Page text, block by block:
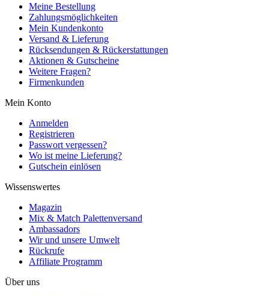
Meine Bestellung
Zahlungsmöglichkeiten
Mein Kundenkonto
Versand & Lieferung
Rücksendungen & Rückerstattungen
Aktionen & Gutscheine
Weitere Fragen?
Firmenkunden
Mein Konto
Anmelden
Registrieren
Passwort vergessen?
Wo ist meine Lieferung?
Gutschein einlösen
Wissenswertes
Magazin
Mix & Match Palettenversand
Ambassadors
Wir und unsere Umwelt
Rückrufe
Affiliate Programm
Über uns